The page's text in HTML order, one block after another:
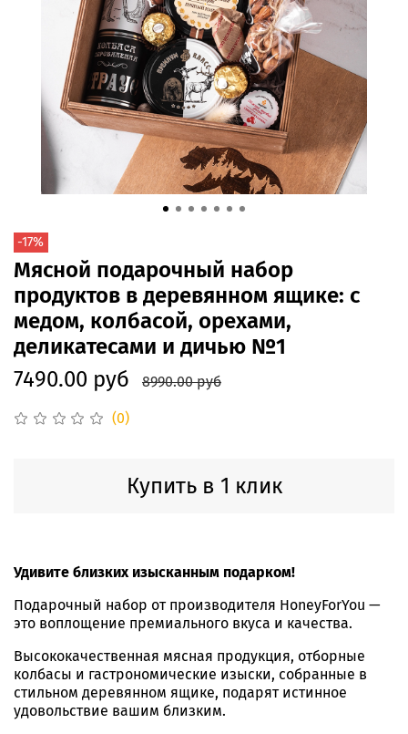
-17%
(0)
Мясной подарочный набор
продуктов в деревянном ящике: с
медом, колбасой, орехами,
деликатесами и дичью №1
7490.00 руб
8990.00 руб
Купить в 1 клик
Удивите близких изысканным подарком!
Подарочный набор от производителя HoneyForYou —
это воплощение премиального вкуса и качества.
Высококачественная мясная продукция, отборные
колбасы и гастрономические изыски, собранные в
стильном деревянном ящике, подарят истинное
удовольствие вашим близким.